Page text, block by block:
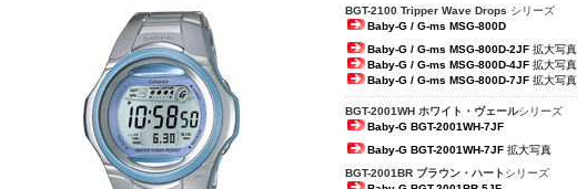
BGT-2100 Tripper Wave Drops シリーズ
Baby-G / G-ms MSG-800D
Baby-G / G-ms MSG-800D-2JF 拡大写真
Baby-G / G-ms MSG-800D-4JF 拡大写真
Baby-G / G-ms MSG-800D-7JF 拡大写真
BGT-2001WH ホワイト・ヴェールシリーズ
Baby-G BGT-2001WH-7JF
Baby-G BGT-2001WH-7JF 拡大写真
BGT-2001BR ブラウン・ハート シリーズ